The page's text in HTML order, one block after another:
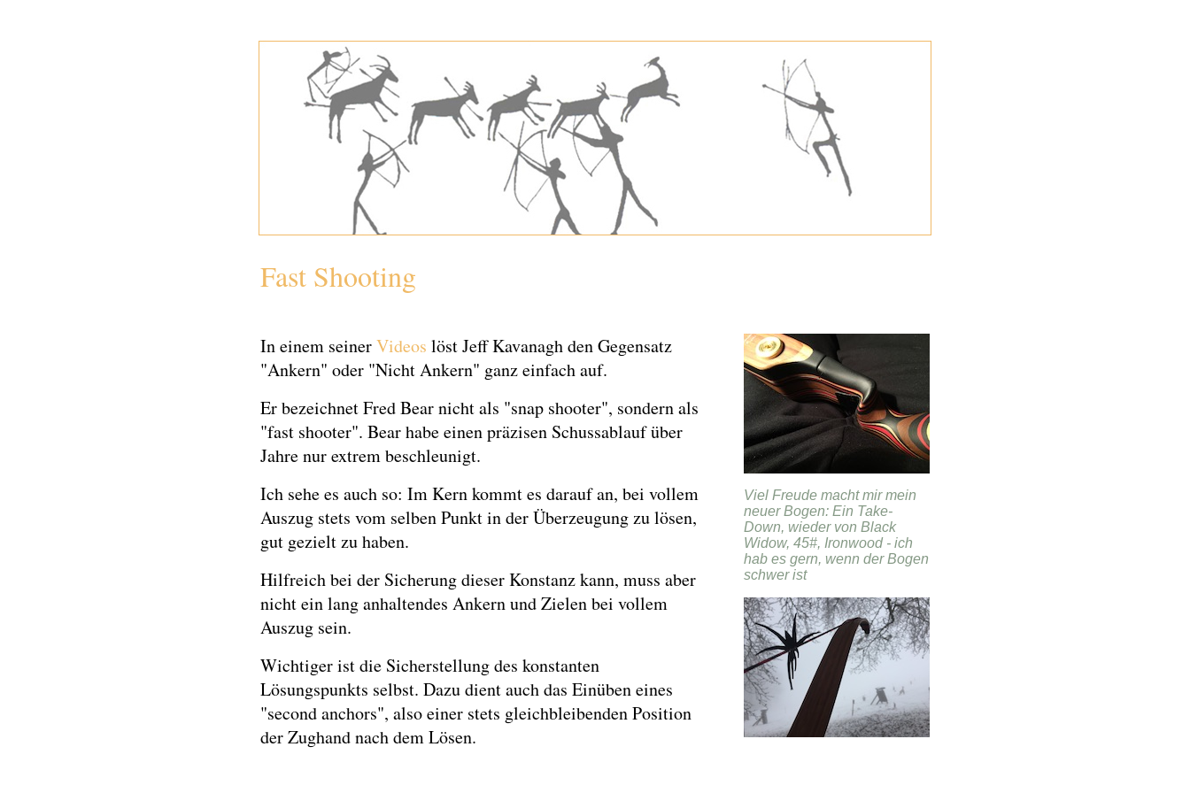
Fast Shooting
In einem seinerVideos löst Jeff Kavanagh den Gegensatz
"Ankern" oder "Nicht Ankern" ganz einfach auf.
Er bezeichnet Fred Bear nicht als "snap shooter", sondern als
"fast shooter". Bear habe einen präzisen Schussablauf über
Jahre nur extrem beschleunigt.
Ich sehe es auch so: Im Kern kommt es darauf an, bei vollem
Auszug stets vom selben Punkt in der Überzeugung zu lösen,
gut gezielt zu haben.
Hilfreich bei der Sicherung dieser Konstanz kann, muss aber
nicht ein lang anhaltendes Ankern und Zielen bei vollem
Auszug sein.
Wichtiger ist die Sicherstellung des konstanten
Lösungspunkts selbst. Dazu dient auch das Einüben eines
"second anchors", also einer stets gleichbleibenden Position
der Zughand nach dem Lösen.
Viel Freude macht mir mein
neuer Bogen: Ein Take-
Down, wieder von Black
Widow, 45#, Ironwood - ich
hab es gern, wenn der Bogen
schwer ist